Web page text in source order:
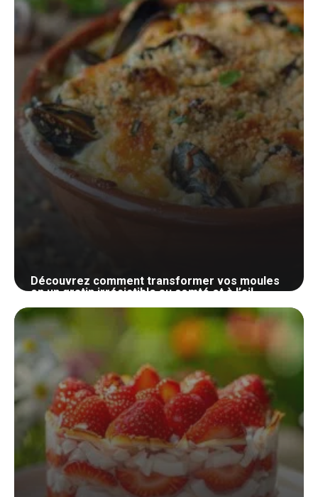
Découvrez comment transformer vos moules
en un gratin irrésistible au comté et à l’ail